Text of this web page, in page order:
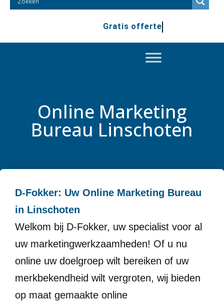
Gratis offerte
Online Marketing
Bureau Linschoten
D-Fokker: Uw Online Marketing Bureau
in Linschoten
Welkom bij D-Fokker, uw specialist voor al
uw marketingwerkzaamheden! Of u nu
online uw doelgroep wilt bereiken of uw
merkbekendheid wilt vergroten, wij bieden
op maat gemaakte online